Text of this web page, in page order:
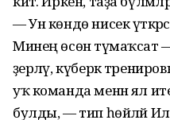
— Ун көндө нисек
Минең өсөн тәүмаҡсат
әҙерләү, күберәк
уҡ команда менән ял
булды, — тип һөйләй